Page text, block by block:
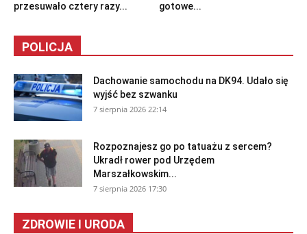
przesuwało cztery razy...
gotowe...
POLICJA
Dachowanie samochodu na DK94. Udało się
wyjść bez szwanku
7 sierpnia 2026 22:14
Rozpoznajesz go po tatuażu z sercem?
Ukradł rower pod Urzędem
Marszałkowskim...
7 sierpnia 2026 17:30
ZDROWIE I URODA